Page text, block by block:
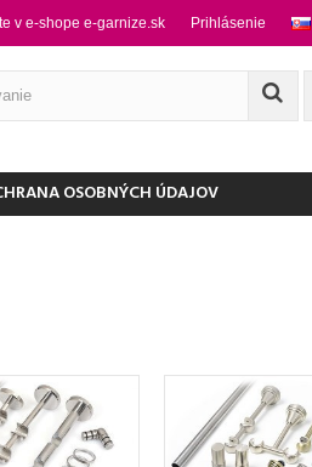
v e-shope e-garnize.sk Prihlásenie
OSOBNÝCH ÚDAJOV